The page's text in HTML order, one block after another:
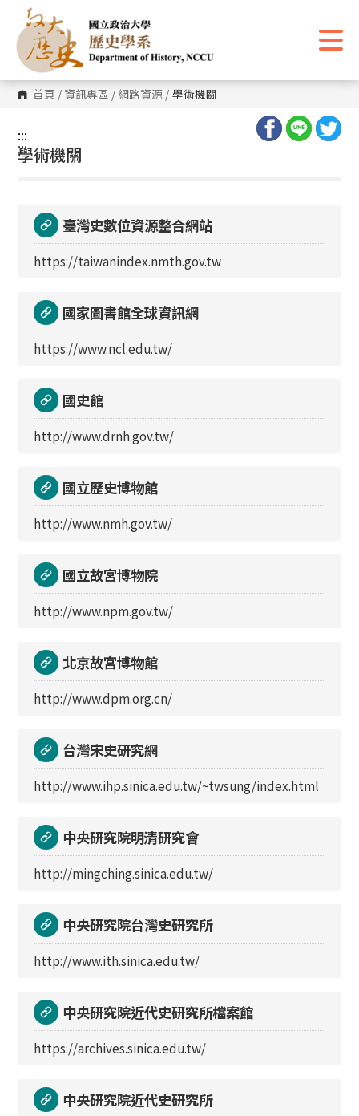
主
要
內
區
塊 首頁 / 資訊專區 / 網路資源 / 學術機關
:::
:::
學術機關
臺灣史數位資源整合網站
https://taiwanindex.nmth.gov.tw
國家圖書館全球資訊網
https://www.ncl.edu.tw/
國史館
http://www.drnh.gov.tw/
國立歷史博物館
http://www.nmh.gov.tw/
國立故宮博物院
http://www.npm.gov.tw/
北京故宮博物館
http://www.dpm.org.cn/
台灣宋史研究網
http://www.ihp.sinica.edu.tw/~twsung/index.html
中央研究院明清研究會
http://mingching.sinica.edu.tw/
中央研究院台灣史研究所
http://www.ith.sinica.edu.tw/
中央研究院近代史研究所檔案館
https://archives.sinica.edu.tw/
中央研究院近代史研究所